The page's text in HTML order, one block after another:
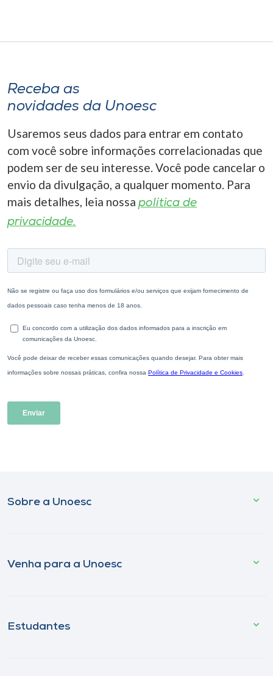
Receba as
novidades da Unoesc
Usaremos seus dados para entrar em contato
com você sobre informações correlacionadas que
podem ser de seu interesse. Você pode cancelar o
envio da divulgação, a qualquer momento. Para
mais detalhes, leia nossa política de
privacidade.
Sobre a Unoesc
Venha para a Unoesc
Estudantes